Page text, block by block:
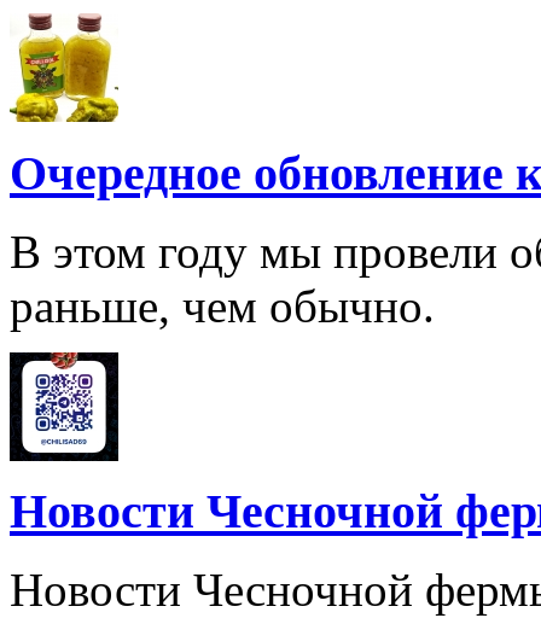
Очередное обновление
В этом году мы провели
раньше, чем обычно.
Новости Чесночной
Новости Чесночной